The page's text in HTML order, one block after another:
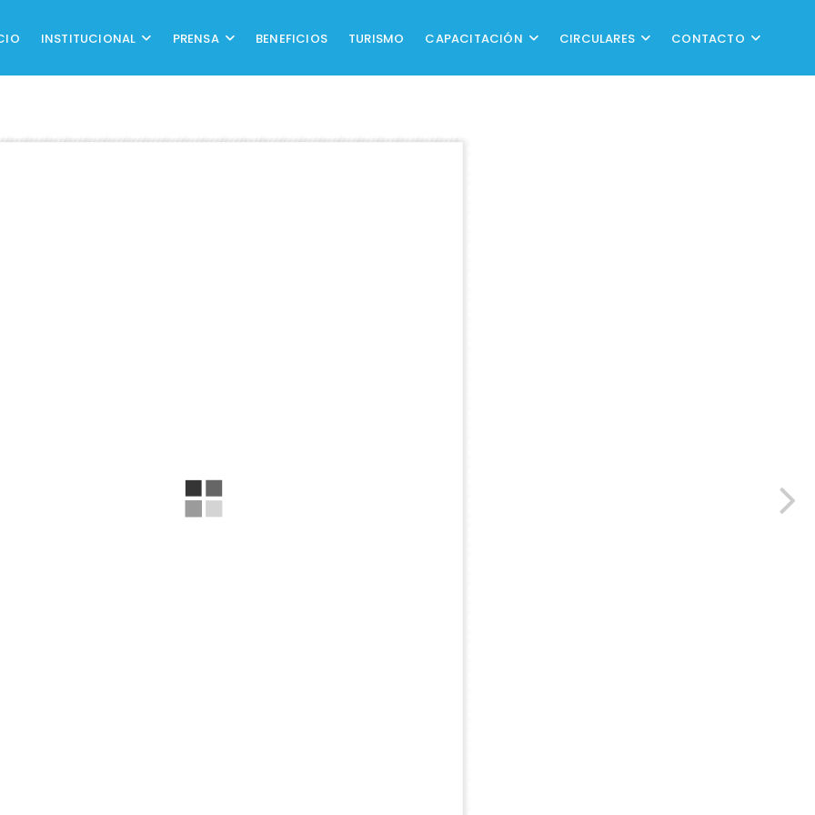
INSTITUCIONAL PRENSA BENEFICIOS TURISMO CAPACITACIÓN CIRCULARES CONTACTO